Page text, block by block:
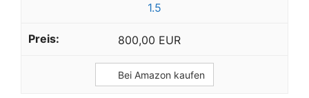
1.5
800,00 EUR
Bei Amazon kaufen